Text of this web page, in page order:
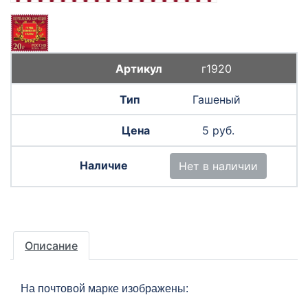
г1920
Гашеный
5 руб.
Нет в наличии
Описание
На почтовой марке изображены: